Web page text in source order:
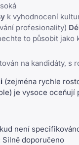
k vyhodnocení
profesionality)
to působit
na kandidáty, s
(zejména rychle
je vysoce
není
doporučeno